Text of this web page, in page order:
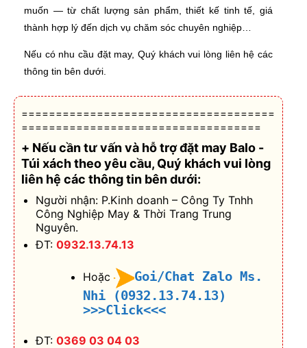
muốn — từ chất lượng sản phẩm, thiết kế tinh tế, giá
thành hợp lý đến dịch vụ chăm sóc chuyên nghiệp…
Nếu có nhu cầu đặt may, Quý khách vui lòng liên hệ các
thông tin bên dưới.
=====================================
===================================
+ Nếu cần tư vấn và hỗ trợđặt may Balo -
Túi xách theo yêu cầu, Quý khách vui lòng
liên hệ các thông tin bên dưới:
Người nhận: P.Kinh doanh – Công Ty Tnhh
Công Nghiệp May & Thời Trang Trung
Nguyên.
ĐT: 0932.13.74.13
Hoặc
Goi/Chat Zalo Ms.
Nhi (0932.13.74.13)
>>>Click<<<
ĐT: 0369 03 04 03